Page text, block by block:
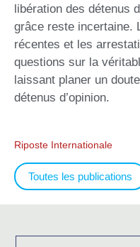
libération des détenus
grâce reste incertaine.
récentes et les
questions sur la
laissant planer un
détenus d’opinion.
Riposte Internationale
Toutes les publications